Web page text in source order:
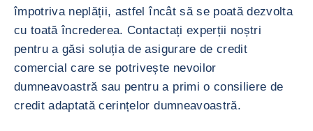
împotriva neplății, astfel încât să se poată dezvolta
cu toată încrederea. Contactați experții noștri
pentru a găsi soluția de asigurare de credit
comercial care se potrivește nevoilor
dumneavoastră sau pentru a primi o consiliere de
credit adaptată cerințelor dumneavoastră.